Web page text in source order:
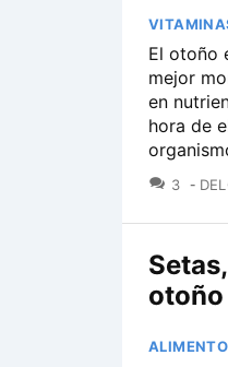
El otoño
mejor
en
hora de
3
otoño